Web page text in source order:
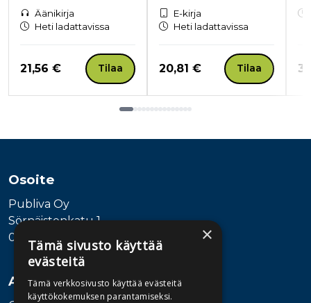
Äänikirja
Heti ladattavissa
Hinta nyt
21,56 € Tilaa
E-kirja
Heti ladattavissa
Hinta nyt
20,81 € Tilaa
Osoite
Publiva Oy
Sörnäistenkatu 1
00580 Helsinki
Asiakaspalvelu
×
Tämä sivusto käyttää
evästeitä
Tämä verkkosivusto käyttää evästeitä
käyttökokemuksen parantamiseksi.